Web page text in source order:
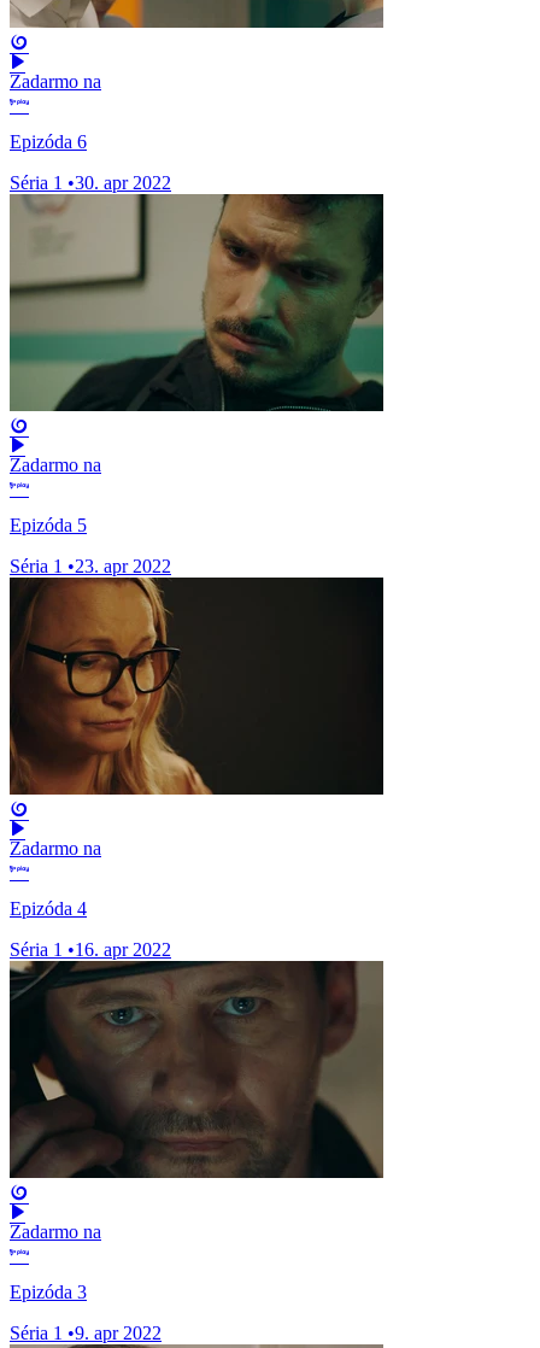
Zadarmo na
Epizóda 6
Séria 1 •30. apr 2022
Zadarmo na
Epizóda 5
Séria 1 •23. apr 2022
Zadarmo na
Epizóda 4
Séria 1 •16. apr 2022
Zadarmo na
Epizóda 3
Séria 1 •9. apr 2022